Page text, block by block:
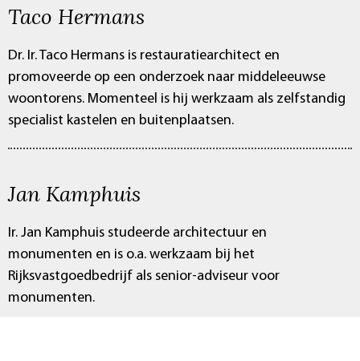
Taco Hermans
Dr. Ir. Taco Hermans is restauratiearchitect en
promoveerde op een onderzoek naar middeleeuwse
woontorens. Momenteel is hij werkzaam als zelfstandig
specialist kastelen en buitenplaatsen.
Jan Kamphuis
Ir. Jan Kamphuis studeerde architectuur en
monumenten en is o.a. werkzaam bij het
Rijksvastgoedbedrijf als senior-adviseur voor
monumenten.